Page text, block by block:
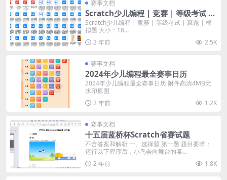
赛事文档
Scratch少儿编程 | 竞赛 | 等级考试 |
真题 | 模拟题
Scratch少儿编程 | 竞赛 | 等级考试 | 真题 | 模
拟题 大小：18...
2 年前
2.5K
赛事文档
2024年少儿编程最全赛事日历
2024年少儿编程最全赛事日历 附件高清4MB无
水印原图
2 年前
1.2K
赛事文档
十五届蓝桥杯Scratch省赛试题
不含答案和解析 一、选择题 第一题 题目要求：
运行以下程序后，小鸟会向舞台的某...
2 年前
1.8K